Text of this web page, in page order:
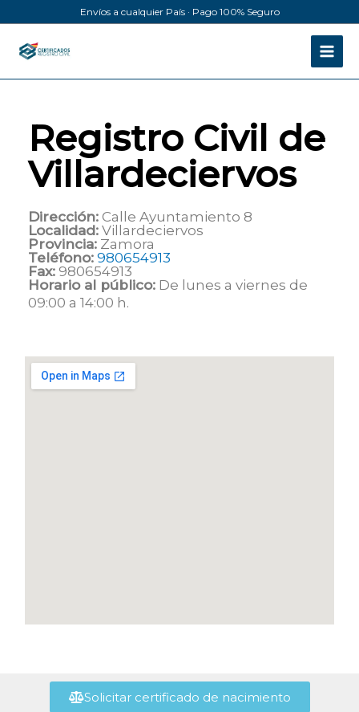
al
contenido
Envíos a cualquier País · Pago 100% Seguro
Registro Civil de
Villardeciervos
Dirección: Calle Ayuntamiento 8
Localidad: Villardeciervos
Provincia: Zamora
Teléfono: 980654913
Fax: 980654913
Horario al público: De lunes a viernes de
09:00 a 14:00 h.
Solicitar certificado de nacimiento